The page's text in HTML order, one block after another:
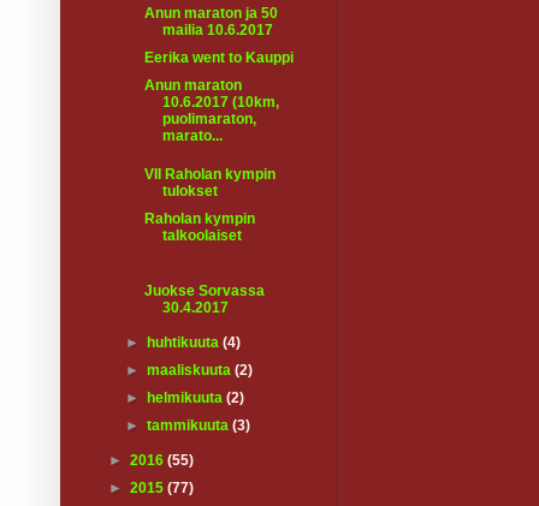
Anun maraton ja 50
mailia 10.6.2017
Eerika went to Kauppi
Anun maraton
10.6.2017 (10km,
puolimaraton,
marato...
VII Raholan kympin
tulokset
Raholan kympin
talkoolaiset
Juokse Sorvassa
30.4.2017
► huhtikuuta(4)
►maaliskuuta(2)
►
helmikuuta(2)
►tammikuuta(3)
► 2016 (55)
► 2015 (77)